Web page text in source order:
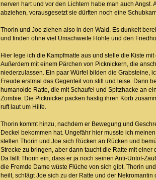
nerven hart und vor den Lichtern habe man auch
abziehen, vorausgesetzt sie dürften noch eine
Thorin und Joe ziehen also in den Wald. Es dunkelt
und finden ohne viel Umschweife Höhle und den
Hier lege ich die Kampfmatte aus und stelle die Kiste
Außerdem mit einem Pärchen von Picknickern, die
niederzulassen. Ein paar Würfel bilden die Grabsteine,
Freude erstmal das Gegenteil von still und leise. Dann
humanoide Ratte, die mit Schaufel und Spitzhacke an
Zombie. Die Picknicker packen hastig ihren Korb
ruft laut um Hilfe.
Thorin kommt hinzu, nachdem er Bewegung und
Deckel bekommen hat. Ungefähr hier musste ich
stellen Thorin und Joe sich Rücken an Rücken und
Strecke zu bringen, aber dann taucht die Ratte mit
Da fällt Thorin ein, dass er ja noch seinen Anti-Untot-
die Fremde Dame wüste Flüche von sich gibt. Thorin
heilt, schlägt Joe sich zu der Ratte und der